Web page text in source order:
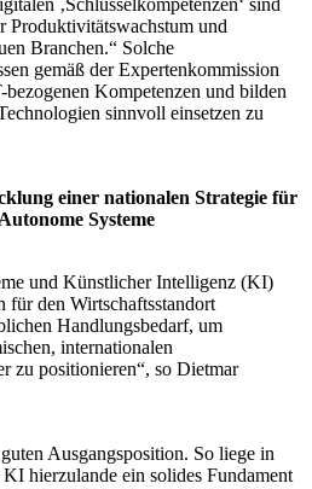
Produktivitätswachstum und
Branchen.“ Solche
gemäß der Expertenkommission
Kompetenzen und bilden
sinnvoll einsetzen zu
einer nationalen Strategie für
Systeme
und Künstlicher Intelligenz (KI)
für den Wirtschaftsstandort
Handlungsbedarf, um
internationalen
zu positionieren“, so Dietmar
Ausgangsposition. So liege in
hierzulande ein solides Fundament